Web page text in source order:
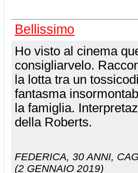
Bellissimo
Ho visto al cinema
consigliarvelo.
la lotta tra un
fantasma
la famiglia.
della Roberts.
FEDERICA, 30 ANNI,
(2 GENNAIO 2019)